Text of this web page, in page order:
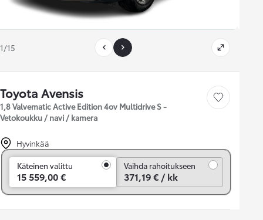
1/15
Toyota Avensis
1,8 Valvematic Active Edition 4ov Multidrive S -
Vetokoukku / navi / kamera
Tallenna auto
Hyvinkää
Käteinen valittu
15 559,00 €
Vaihda rahoitukseen
371,19 € / kk